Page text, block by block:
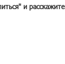
и расскажите